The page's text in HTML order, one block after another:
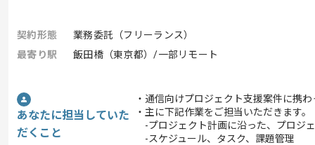
契約形態
業務委託（フリーランス）
最寄り駅
飯田橋（東京都）/一部リモート
あなたに担当していた
だくこと
・通信向けプロジェクト支援案件に携
・主に下記作業をご担当いただきます。
-プロジェクト計画に沿った、プロジ
-スケジュール、タスク、課題管理